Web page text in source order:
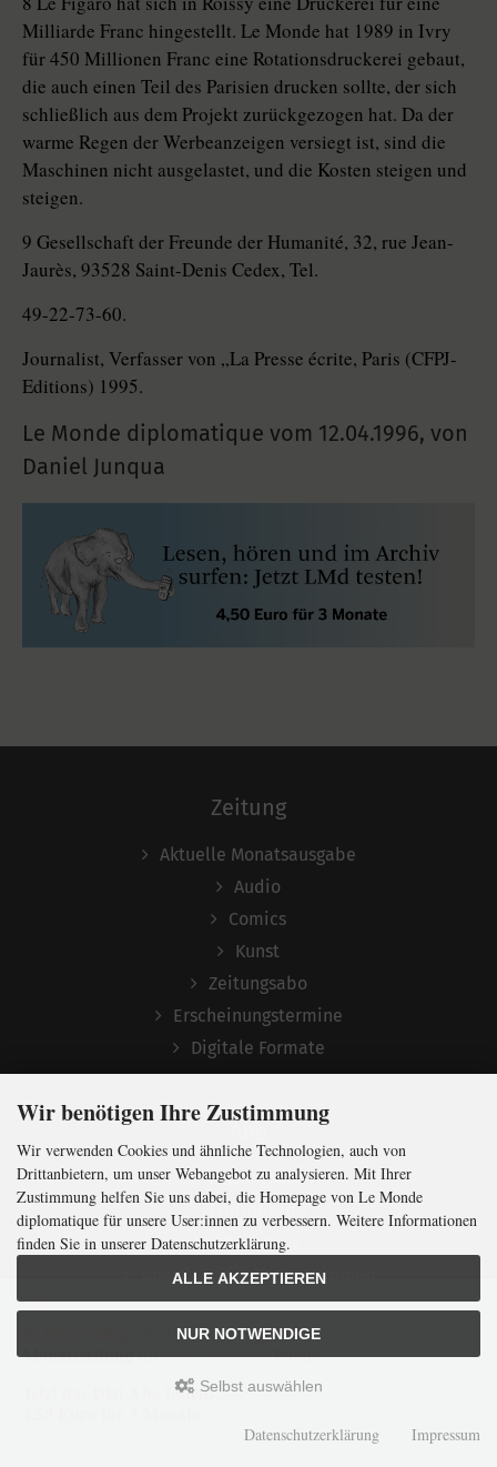
Milliarde Franc hingestellt. Le Monde hat 1989 in Ivry
für 450 Millionen Franc eine Rotationsdruckerei gebaut,
die auch einen Teil des Parisien drucken sollte, der sich
schließlich aus dem Projekt zurückgezogen hat. Da der
warme Regen der Werbeanzeigen versiegt ist, sind die
Maschinen nicht ausgelastet, und die Kosten steigen und
steigen.
9 Gesellschaft der Freunde der Humanité, 32, rue Jean-
Jaurès, 93528 Saint-Denis Cedex, Tel.
49-22-73-60.
Journalist, Verfasser von „La Presse écrite, Paris (CFPJ-
Editions) 1995.
Le Monde diplomatique vom 12.04.1996, von
Daniel Junqua
mit der weltweitgrößten
MonatszeitungfürinternationalePolitik
Jetzt das Digi-Abo testen:
Zeitung
Aktuelle Monatsausgabe
Audio
Comics
Kunst
Zeitungsabo
Erscheinungstermine
Digitale Formate
Zeitungsabo
Editionsabo
Aboservice
Download für AbonnentInnen
Shop
Edition
Wir benötigen Ihre Zustimmung
Wir verwenden Cookies und ähnliche Technologien, auch von
Drittanbietern, um unser Webangebot zu analysieren. Mit Ihrer
Zustimmung helfen Sie uns dabei, die Homepage von Le Monde
diplomatique für unsere User:innen zu verbessern. Weitere Informationen
finden Sie in unserer Datenschutzerklärung.
ALLE AKZEPTIEREN
NUR NOTWENDIGE
Selbst auswählen
Datenschutzerklärung Impressum